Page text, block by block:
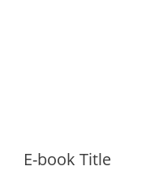
E-book Title